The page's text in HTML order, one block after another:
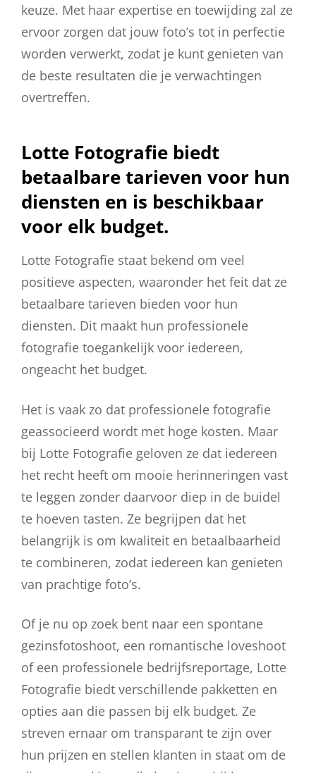
keuze. Met haar expertise en toewijding zal ze
ervoor zorgen dat jouw foto’s tot in perfectie
worden verwerkt, zodat je kunt genieten van
de beste resultaten die je verwachtingen
overtreffen.
Lotte Fotografie biedt
betaalbare tarieven voor hun
diensten en is beschikbaar
voor elk budget.
Lotte Fotografie staat bekend om veel
positieve aspecten, waaronder het feit dat ze
betaalbare tarieven bieden voor hun
diensten. Dit maakt hun professionele
fotografie toegankelijk voor iedereen,
ongeacht het budget.
Het is vaak zo dat professionele fotografie
geassocieerd wordt met hoge kosten. Maar
bij Lotte Fotografie geloven ze dat iedereen
het recht heeft om mooie herinneringen vast
te leggen zonder daarvoor diep in de buidel
te hoeven tasten. Ze begrijpen dat het
belangrijk is om kwaliteit en betaalbaarheid
te combineren, zodat iedereen kan genieten
van prachtige foto’s.
Of je nu op zoek bent naar een spontane
gezinsfotoshoot, een romantische loveshoot
of een professionele bedrijfsreportage, Lotte
Fotografie biedt verschillende pakketten en
opties aan die passen bij elk budget. Ze
streven ernaar om transparant te zijn over
hun prijzen en stellen klanten in staat om de